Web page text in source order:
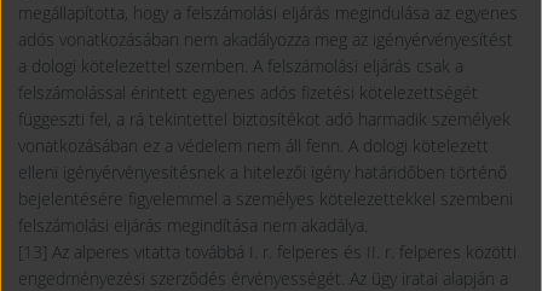
megállapította, hogy a felszámolási eljárás megindulása az egyenes
adós vonatkozásában nem akadályozza meg az igényérvényesítést
a dologi kötelezettel szemben. A felszámolási eljárás csak a
felszámolással érintett egyenes adós fizetési kötelezettségét
függeszti fel, a rá tekintettel biztosítékot adó harmadik személyek
vonatkozásában ez a védelem nem áll fenn. A dologi kötelezett
elleni igényérvényesítésnek a hitelezői igény határidőben történő
bejelentésére figyelemmel a személyes kötelezettekkel szembeni
felszámolási eljárás megindítása nem akadálya.
[13] Az alperes vitatta továbbá I. r. felperes és II. r. felperes közötti
engedményezési szerződés érvényességét. Az ügy iratai alapján a